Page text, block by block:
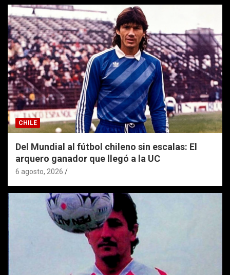
CHILE
Del Mundial al fútbol chileno sin escalas: El
arquero ganador que llegó a la UC
6 agosto, 2026